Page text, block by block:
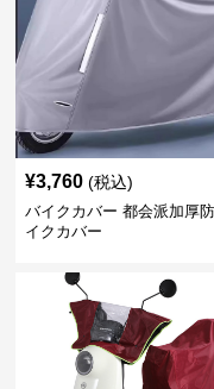
¥3,760 (税込)
バイクカバー 都会派加厚
イクカバー